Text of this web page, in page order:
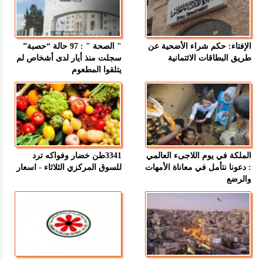
الإفتاء: حكم شراء الأضحية عن
طريق البطاقات الائتمانية
" الصحة " : 97 حالة “حصبة”
سجلت منذ أيار لدى أشخاص لم
يتلقوا المطعوم
الملكة في يوم اللاجىء العالمي
: دعونا نتأمل في معاناة الأمهات
والرضع
3341طن خضار وفواكه ترد
للسوق المركزي الثلاثاء - اسعار